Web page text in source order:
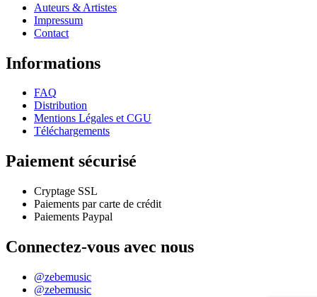
The
options
may
chosen
the
product
page
Auteurs & Artistes
Impressum
Contact
Informations
FAQ
Distribution
Mentions Légales et CGU
Téléchargements
Paiement sécurisé
Cryptage SSL
Paiements par carte de crédit
Paiements Paypal
Connectez-vous avec nous
@zebemusic
@zebemusic